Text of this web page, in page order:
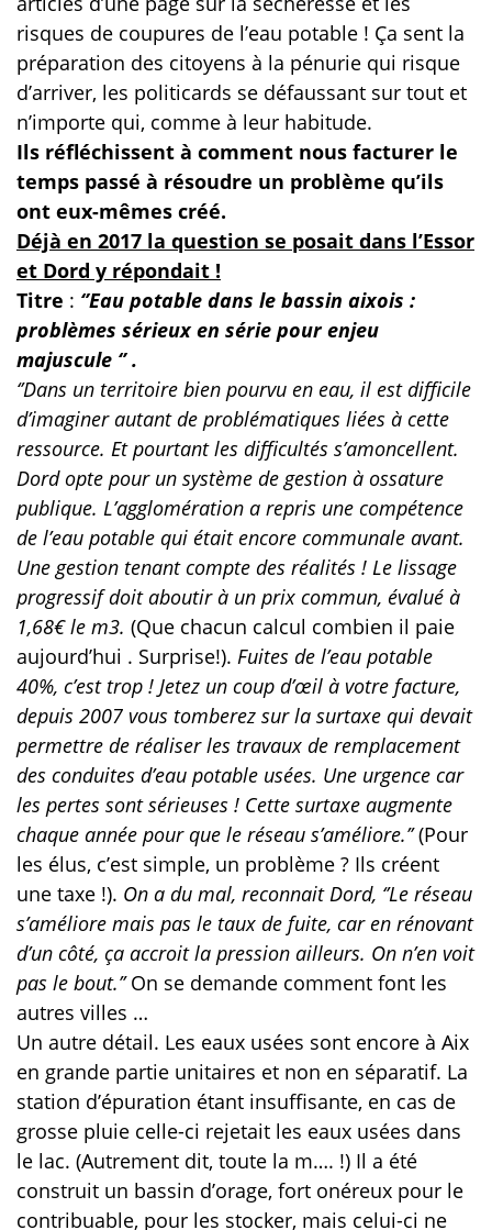
risques de coupures de l’eau potable ! Ça sent la
préparation des citoyens à la pénurie qui risque
d’arriver, les politicards se défaussant sur tout et
n’importe qui, comme à leur habitude.
Ils réfléchissent à comment nous facturer le
temps passé à résoudre un problème qu’ils
ont eux-mêmes créé.
Déjà en 2017 la question se posait dans l’Essor
et Dord y répondait !
Titre : ‘’Eau potable dans le bassin aixois :
problèmes sérieux en série pour enjeu
majuscule ‘’ .
‘’Dans un territoire bien pourvu en eau, il est difficile
d’imaginer autant de problématiques liées à cette
ressource. Et pourtant les difficultés s’amoncellent.
Dord opte pour un système de gestion à ossature
publique. L’agglomération a repris une compétence
de l’eau potable qui était encore communale avant.
Une gestion tenant compte des réalités ! Le lissage
progressif doit aboutir à un prix commun, évalué à
1,68€ le m3. (Que chacun calcul combien il paie
aujourd’hui . Surprise!). Fuites de l’eau potable
40%, c’est trop ! Jetez un coup d’œil à votre facture,
depuis 2007 vous tomberez sur la surtaxe qui devait
permettre de réaliser les travaux de remplacement
des conduites d’eau potable usées. Une urgence car
les pertes sont sérieuses ! Cette surtaxe augmente
chaque année pour que le réseau s’améliore.’’(Pour
les élus, c’est simple, un problème ? Ils créent
une taxe !). On a du mal, reconnait Dord, ‘’Le réseau
s’améliore mais pas le taux de fuite, car en rénovant
d’un côté, ça accroit la pression ailleurs. On n’en voit
pas le bout.’’On se demande comment font les
autres villes …
Un autre détail. Les eaux usées sont encore à Aix
en grande partie unitaires et non en séparatif. La
station d’épuration étant insuffisante, en cas de
grosse pluie celle-ci rejetait les eaux usées dans
le lac. (Autrement dit, toute la m…. !) Il a été
construit un bassin d’orage, fort onéreux pour le
contribuable, pour les stocker, mais celui-ci ne